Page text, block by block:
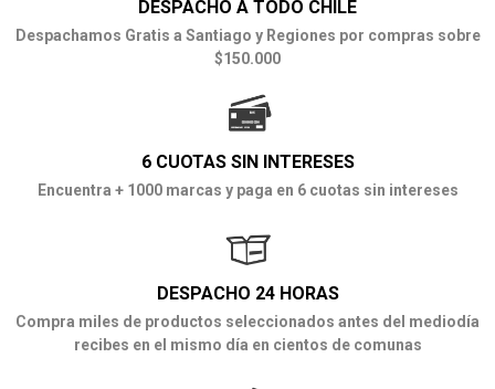
DESPACHO A TODO CHILE
Despachamos Gratis a Santiago y Regiones por compras sobre
$150.000
6 CUOTAS SIN INTERESES
Encuentra + 1000 marcas y paga en 6 cuotas sin intereses
DESPACHO 24 HORAS
Compra miles de productos seleccionados antes del mediodía
recibes en el mismo día en cientos de comunas